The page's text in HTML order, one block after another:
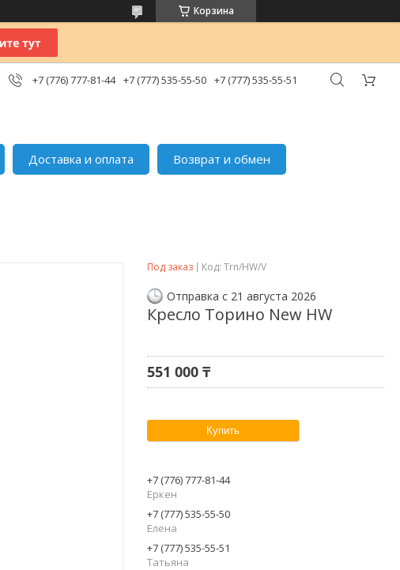
Корзина
+7 (776) 777-81-44 +7 (777) 535-55-50 +7 (777) 535-55-51
Доставка и оплата Возврат и обмен
Под заказ Код: Trn/HW/V
Отправка с 21 августа 2026
Кресло Торино New HW
551 000 ₸
Купить
+7 (776) 777-81-44
Еркен
+7 (777) 535-55-50
Елена
+7 (777) 535-55-51
Татьяна